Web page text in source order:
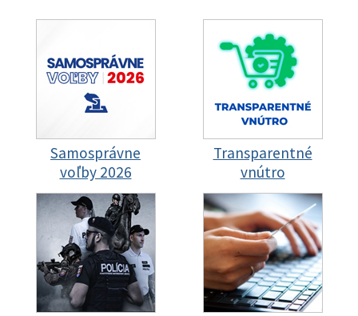
Samosprávne
voľby 2026
Transparentné
vnútro